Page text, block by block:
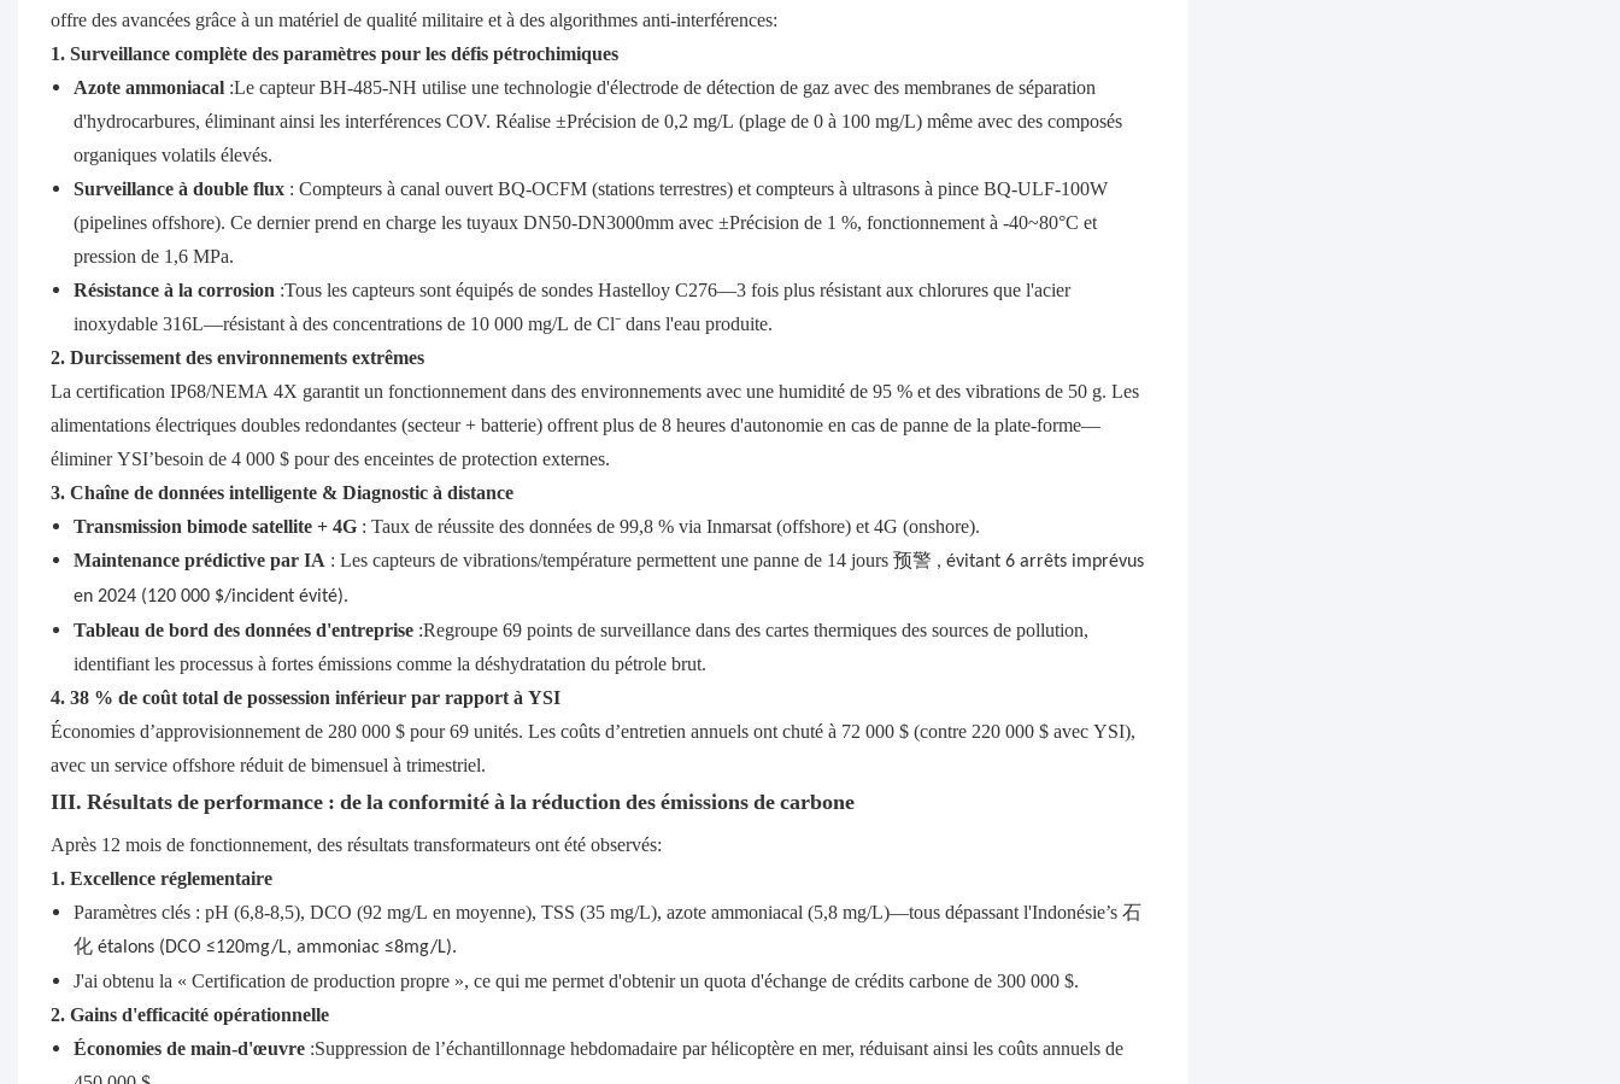
offre des avancées grâce à un matériel de qualité militaire et à des algorithmes anti-interférences:
1. Surveillance complète des paramètres pour les défis pétrochimiques
Azote ammoniacal :Le capteur BH-485-NH utilise une technologie d'électrode de détection de gaz avec des membranes de séparation
d'hydrocarbures, éliminant ainsi les interférences COV. Réalise ±Précision de 0,2 mg/L (plage de 0 à 100 mg/L) même avec des composés
organiques volatils élevés.
Surveillance à double flux : Compteurs à canal ouvert BQ-OCFM (stations terrestres) et compteurs à ultrasons à pince BQ-ULF-100W
(pipelines offshore). Ce dernier prend en charge les tuyaux DN50-DN3000mm avec ±Précision de 1 %, fonctionnement à -40~80°C et
pression de 1,6 MPa.
Résistance à la corrosion :Tous les capteurs sont équipés de sondes Hastelloy C276—3 fois plus résistant aux chlorures que l'acier
inoxydable 316L—résistant à des concentrations de 10 000 mg/L de Cl⁻ dans l'eau produite.
2. Durcissement des environnements extrêmes
La certification IP68/NEMA 4X garantit un fonctionnement dans des environnements avec une humidité de 95 % et des vibrations de 50 g. Les
alimentations électriques doubles redondantes (secteur + batterie) offrent plus de 8 heures d'autonomie en cas de panne de la plate-forme—
éliminer YSI’besoin de 4 000 $ pour des enceintes de protection externes.
3. Chaîne de données intelligente & Diagnostic à distance
Transmission bimode satellite + 4G : Taux de réussite des données de 99,8 % via Inmarsat (offshore) et 4G (onshore).
Maintenance prédictive par IA : Les capteurs de vibrations/température permettent une panne de 14 jours预警 , évitant 6 arrêts imprévus
en 2024 (120 000 $/incident évité).
Tableau de bord des données d'entreprise :Regroupe 69 points de surveillance dans des cartes thermiques des sources de pollution,
identifiant les processus à fortes émissions comme la déshydratation du pétrole brut.
4. 38 % de coût total de possession inférieur par rapport à YSI
Économies d’approvisionnement de 280 000 $ pour 69 unités. Les coûts d’entretien annuels ont chuté à 72 000 $ (contre 220 000 $ avec YSI),
avec un service offshore réduit de bimensuel à trimestriel.
III. Résultats de performance : de la conformité à la réduction des émissions de carbone
Après 12 mois de fonctionnement, des résultats transformateurs ont été observés:
1. Excellence réglementaire
Paramètres clés : pH (6,8-8,5), DCO (92 mg/L en moyenne), TSS (35 mg/L), azote ammoniacal (5,8 mg/L)—tous dépassant l'Indonésie’s石
化étalons (DCO ≤120mg/L, ammoniac ≤8mg/L).
J'ai obtenu la « Certification de production propre », ce qui me permet d'obtenir un quota d'échange de crédits carbone de 300 000 $.
2. Gains d'efficacité opérationnelle
Économies de main-d'œuvre :Suppression de l’échantillonnage hebdomadaire par hélicoptère en mer, réduisant ainsi les coûts annuels de